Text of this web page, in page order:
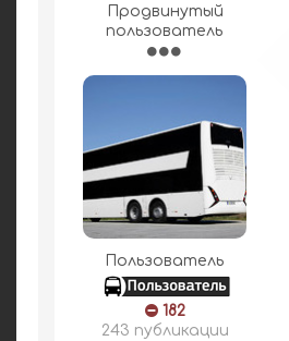
Продвинутый
пользователь
Пользователь
182
243 публикации